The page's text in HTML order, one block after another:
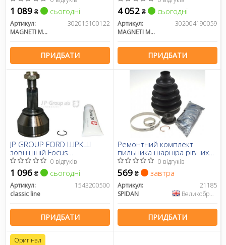
1 089 ₴ сьогодні
Артикул:
302015100122
MAGNETI MARELLI
ПРИДБАТИ
4 052 ₴ сьогодні
Артикул:
302004190059
MAGNETI MARELLI
ПРИДБАТИ
JP GROUP FORD ШРКШ
зовнішній Focus
1,8DI/TDCi/Turbo DI 2,0 16v
10/98-
0 відгуків
1 096 ₴ сьогодні
Артикул:
1543200500
classic line
ПРИДБАТИ
Ремонтний комплект
пильника шарніра рівних
кутових швидкостей, з
елементами монтажу
0 відгуків
569 ₴ завтра
Артикул:
21185
SPIDAN
Великобританія
ПРИДБАТИ
Оригінал